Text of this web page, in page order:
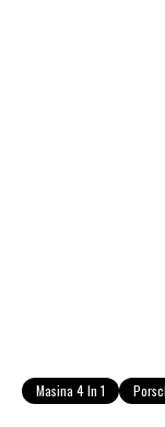
Masina 4 In 1